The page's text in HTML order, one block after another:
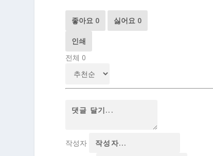
좋아요 0 싫어요 0
인쇄
전체 0
작성자